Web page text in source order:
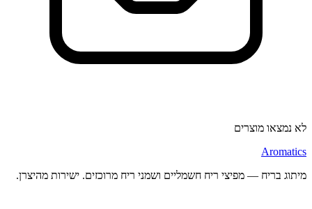
לא נמצאו מוצרים
Aromatics
מיתוג בריח — מפיצי ריח חשמליים ושמני ריח מרוכזים. ישירות מהיצרן.